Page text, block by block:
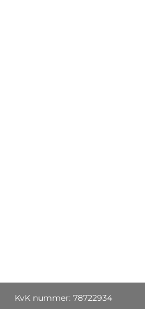
KvK nummer: 78722934